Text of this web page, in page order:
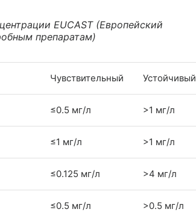
EUCAST (Европейский
препаратам)
Чувствительный Устойчивый
≤0.5 мг/л >1 мг/л
≤1 мг/л >1 мг/л
≤0.125 мг/л >4 мг/л
≤0.5 мг/л >0.5 мг/л